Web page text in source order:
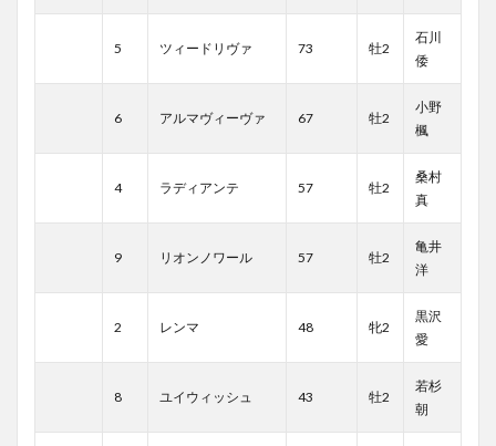
5 ツィードリヴァ 73 牡2
石川
倭
6 アルマヴィーヴァ 67 牡2
小野
楓
4 ラディアンテ 57 牡2
桑村
真
9 リオンノワール 57 牡2
亀井
洋
2 レンマ 48 牝2
黒沢
愛
8 ユイウィッシュ 43 牡2
若杉
朝